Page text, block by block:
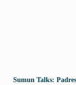
Sumun Talks: